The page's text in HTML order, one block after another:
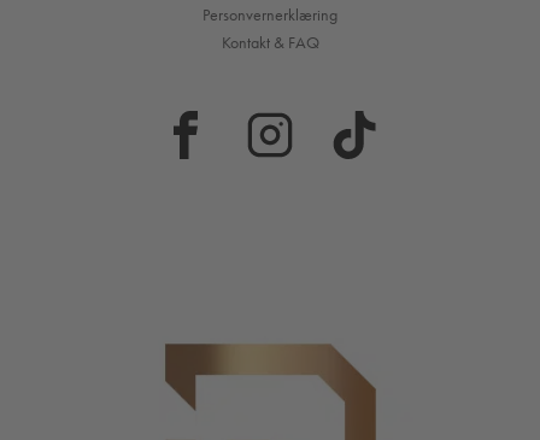
Personvernerklæring
Kontakt & FAQ